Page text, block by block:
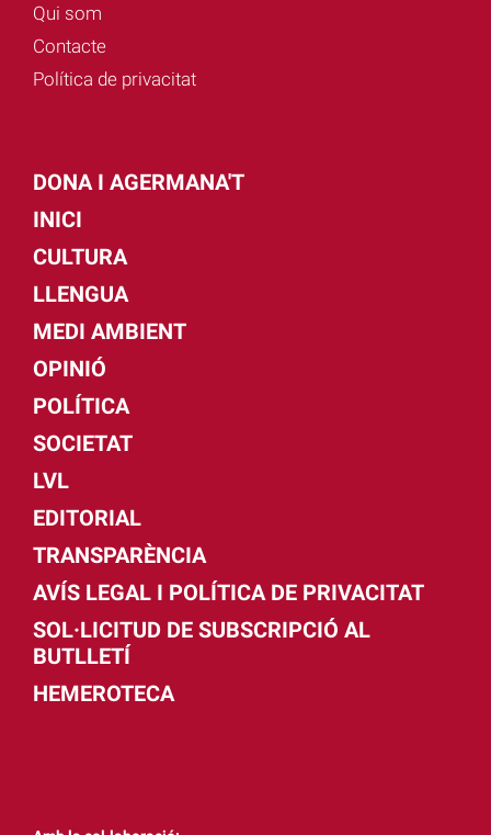
Qui som
Contacte
Política de privacitat
DONA I AGERMANA'T
INICI
CULTURA
LLENGUA
MEDI AMBIENT
OPINIÓ
POLÍTICA
SOCIETAT
LVL
EDITORIAL
TRANSPARÈNCIA
AVÍS LEGAL I POLÍTICA DE PRIVACITAT
SOL·LICITUD DE SUBSCRIPCIÓ AL
BUTLLETÍ
HEMEROTECA